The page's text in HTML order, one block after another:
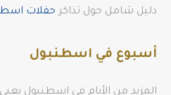
دليل شامل حول تذاكر حفلات
أسبوع في اسطنبول
المزيد من الأيام في اسطنبول